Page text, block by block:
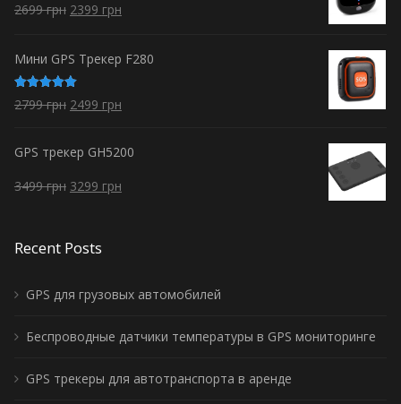
2699грн 2399 грн
Мини GPS Трекер F280
Оценка
5.00из 5
2799грн 2499 грн
GPS трекер GH5200
3499грн 3299 грн
Recent Posts
GPS для грузовых автомобилей
Беспроводные датчики температуры в GPS мониторинге
GPS трекеры для автотранспорта в аренде